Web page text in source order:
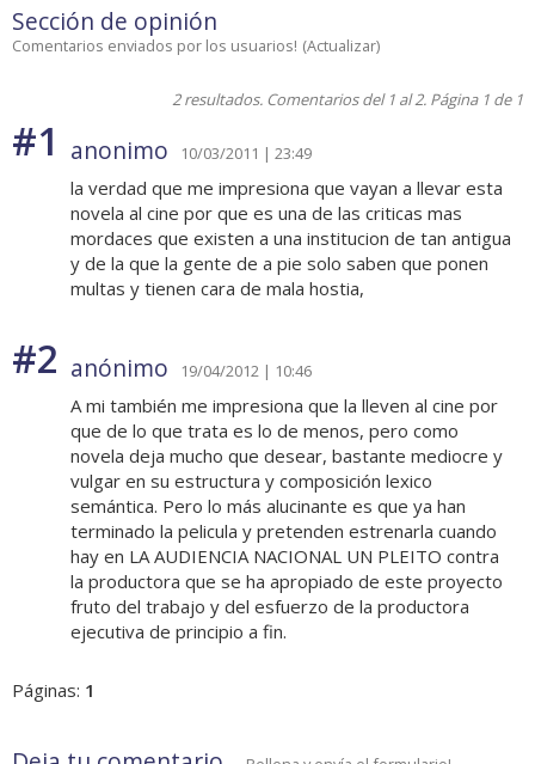
Sección de opinión
Comentarios enviados por los usuarios! (Actualizar)
2 resultados. Comentarios del 1 al 2. Página 1 de 1
#1 anonimo 10/03/2011 | 23:49
la verdad que me impresiona que vayan a llevar esta
novela al cine por que es una de las criticas mas
mordaces que existen a una institucion de tan antigua
y de la que la gente de a pie solo saben que ponen
multas y tienen cara de mala hostia,
#2 anónimo 19/04/2012 | 10:46
A mi también me impresiona que la lleven al cine por
que de lo que trata es lo de menos, pero como
novela deja mucho que desear, bastante mediocre y
vulgar en su estructura y composición lexico
semántica. Pero lo más alucinante es que ya han
terminado la pelicula y pretenden estrenarla cuando
hay en LA AUDIENCIA NACIONAL UN PLEITO contra
la productora que se ha apropiado de este proyecto
fruto del trabajo y del esfuerzo de la productora
ejecutiva de principio a fin.
Páginas: 1